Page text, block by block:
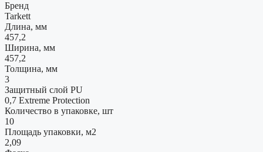
Бренд
Tarkett
Длина, мм
457,2
Ширина, мм
457,2
Толщина, мм
3
Защитный слой PU
0,7 Extreme Protection
Количество в упаковке, шт
10
Площадь упаковки, м2
2,09